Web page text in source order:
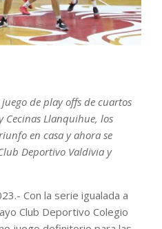
de play offs de cuartos
Llanquihue, los
en casa y ahora se
Deportivo Valdivia y
Con la serie igualada a
Club Deportivo Colegio